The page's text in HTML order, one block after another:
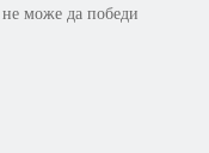
може да победи